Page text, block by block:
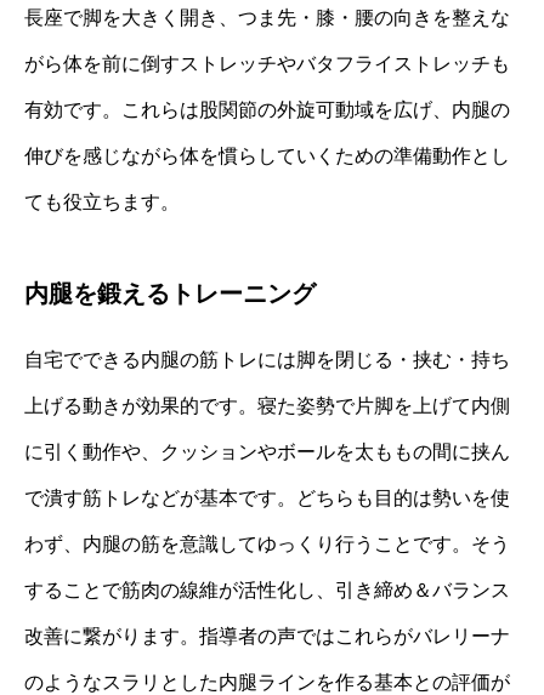
長座で脚を大きく開き、つま先・膝・腰の向きを整えな
がら体を前に倒すストレッチやバタフライストレッチも
有効です。これらは股関節の外旋可動域を広げ、内腿の
伸びを感じながら体を慣らしていくための準備動作とし
ても役立ちます。
内腿を鍛えるトレーニング
自宅でできる内腿の筋トレには脚を閉じる・挟む・持ち
上げる動きが効果的です。寝た姿勢で片脚を上げて内側
に引く動作や、クッションやボールを太ももの間に挟ん
で潰す筋トレなどが基本です。どちらも目的は勢いを使
わず、内腿の筋を意識してゆっくり行うことです。そう
することで筋肉の線維が活性化し、引き締め＆バランス
改善に繋がります。指導者の声ではこれらがバレリーナ
のようなスラリとした内腿ラインを作る基本との評価が